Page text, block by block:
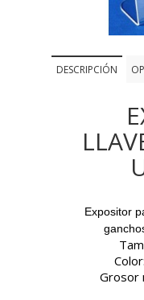
DESCRIPCIÓN
Expositor
Grosor